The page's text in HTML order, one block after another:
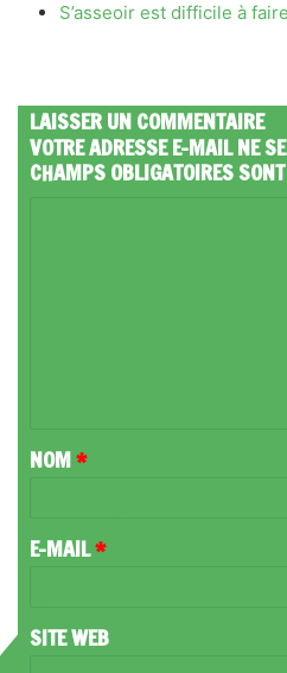
S’asseoir est difficile à faire
LAISSER UN COMMENTAIRE
VOTRE ADRESSE E-MAIL NE
CHAMPS OBLIGATOIRES
A
R
NOM*
E-MAIL*
SITE WEB